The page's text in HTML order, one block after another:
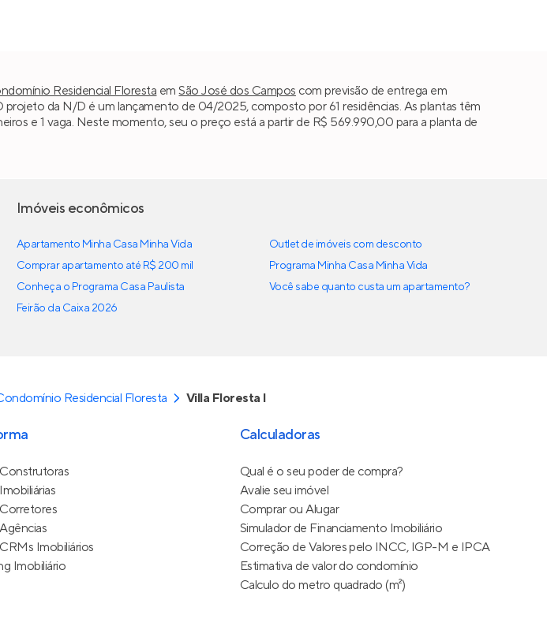
Residencial Floresta emSão José dos Campos com previsão de entrega em
projeto da N/D é um lançamento de 04/2025, composto por 61 residências. As plantas têm
e 1 vaga. Neste momento, seu o preço está a partir de R$ 569.990,00 para a planta de
Imóveis econômicos
Apartamento Minha Casa Minha Vida
Comprar apartamento até R$ 200 mil
Conheça o Programa Casa Paulista
Feirão da Caixa 2026
Outlet de imóveis com desconto
Programa Minha Casa Minha Vida
Você sabe quanto custa um apartamento?
Residencial Floresta Villa Floresta I
Imobiliários
Imobiliário
Calculadoras
Qual é o seu poder de compra?
Avalie seu imóvel
Comprar ou Alugar
Simulador de Financiamento Imobiliário
Correção de Valores pelo INCC, IGP-M e IPCA
Estimativa de valor do condomínio
Calculo do metro quadrado (m²)